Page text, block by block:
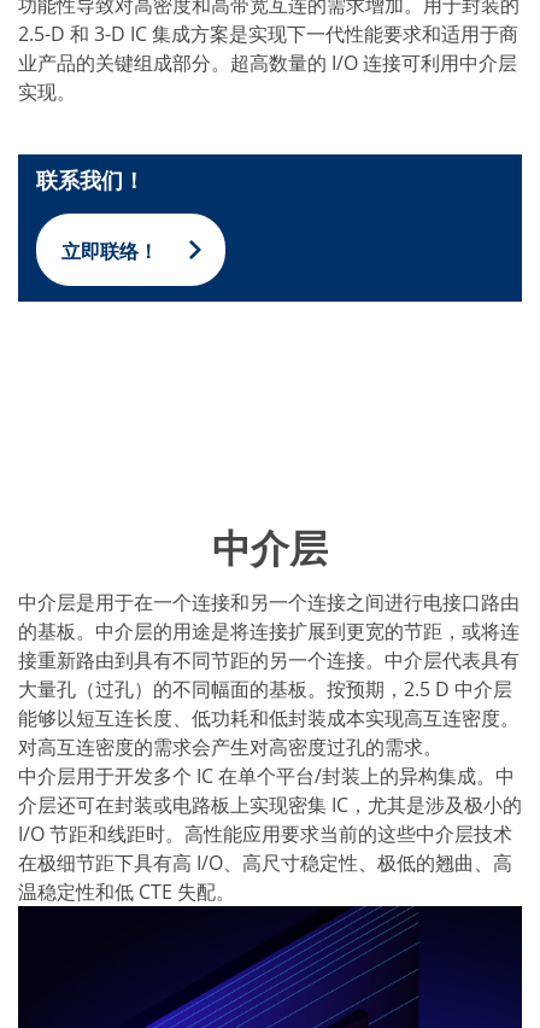
Wafer Batch
链式电池
批量处理式电池
耗材
医疗技术
护眼
玻璃
Through glass vias (TGV)
玻璃晶片加工
激光与蚀刻
定制解决方案
卷到卷
SiEtch - KOH 蚀刻
蚀刻
纹理化腐蚀
电镀
晶圆剥离
创新
Battery Technology
Advanced chemical Etching
专有软件
FlowLogX - 智能连接平台
信息中心
下载中心
媒体聚焦
新闻
展会
2.5-D 和 3-D IC 集成方案是实现下一代性能要求和适用于商
业产品的关键组成部分。超高数量的 I/O 连接可利用中介层
实现。
联系我们！
立即联络！
中介层
中介层是用于在一个连接和另一个连接之间进行电接口路由
的基板。中介层的用途是将连接扩展到更宽的节距，或将连
接重新路由到具有不同节距的另一个连接。中介层代表具有
大量孔（过孔）的不同幅面的基板。按预期，2.5 D 中介层
能够以短互连长度、低功耗和低封装成本实现高互连密度。
对高互连密度的需求会产生对高密度过孔的需求。
中介层用于开发多个 IC 在单个平台/封装上的异构集成。中
介层还可在封装或电路板上实现密集 IC，尤其是涉及极小的
I/O 节距和线距时。高性能应用要求当前的这些中介层技术
在极细节距下具有高 I/O、高尺寸稳定性、极低的翘曲、高
温稳定性和低 CTE 失配。